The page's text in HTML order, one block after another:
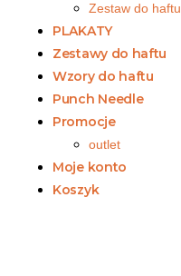
Zestaw do haftu
PLAKATY
Zestawy do haftu
Wzory do haftu
Punch Needle
Promocje
outlet
Moje konto
Koszyk